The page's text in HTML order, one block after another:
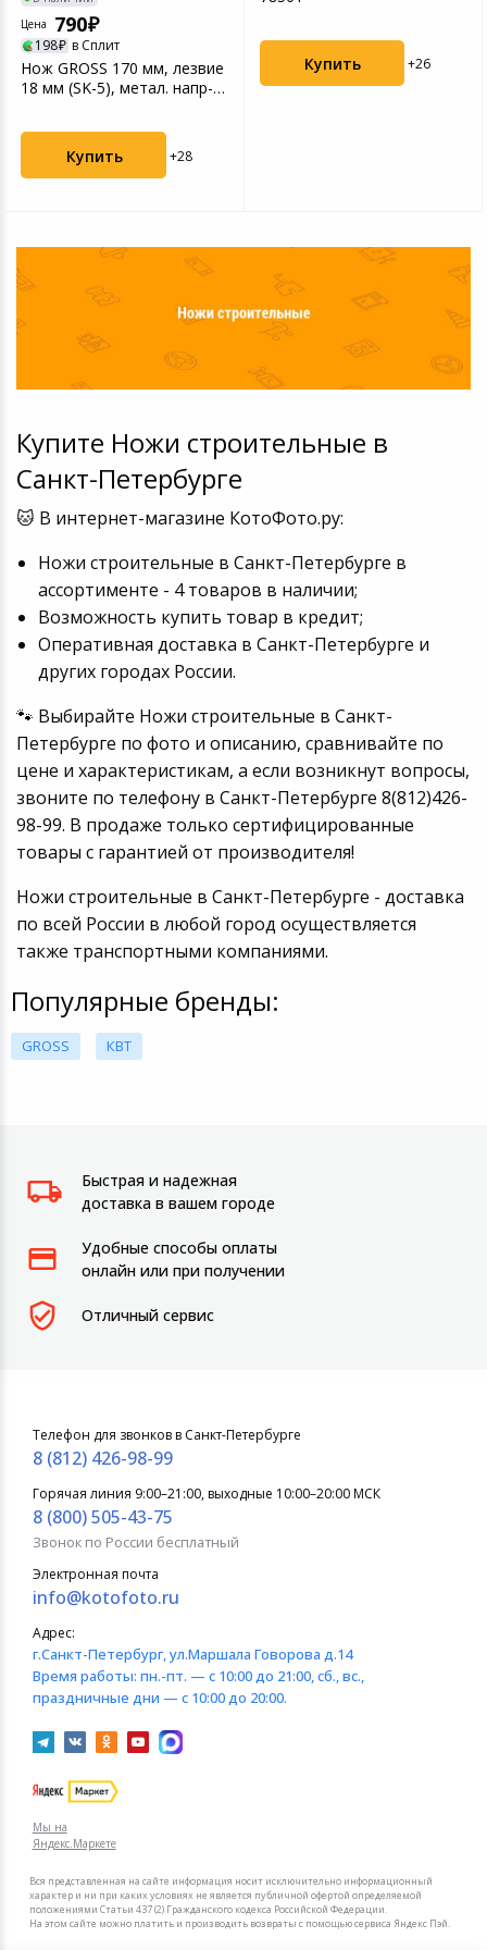
Цена
790
198 в Сплит
Нож GROSS 170 мм, лезвие
18 мм (SK-5), метал. напр-
Купить +28
Купить +26
Купите Ножи строительные в
Санкт-Петербурге
🐱 В интернет-магазине КотоФото.ру:
Ножи строительные в Санкт-Петербурге в
ассортименте - 4 товаров в наличии;
Возможность купить товар в кредит;
Оперативная доставка в Санкт-Петербурге и
других городах России.
🐾 Выбирайте Ножи строительные в Санкт-
Петербурге по фото и описанию, сравнивайте по
цене и характеристикам, а если возникнут вопросы,
звоните по телефону в Санкт-Петербурге 8(812)426-
98-99. В продаже только сертифицированные
товары с гарантией от производителя!
Ножи строительные в Санкт-Петербурге - доставка
по всей России в любой город осуществляется
также транспортными компаниями.
Популярные бренды:
GROSS КВТ
Быстрая и надежная
доставка в вашем городе
Удобные способы оплаты
онлайн или при получении
Отличный сервис
Мы на
Яндекс.Маркете
Телефон для звонков в Санкт-Петербурге
8 (812) 426-98-99
Горячая линия 9:00–21:00, выходные 10:00–20:00 МСК
8 (800) 505-43-75
Звонок по России бесплатный
Электронная почта
info@kotofoto.ru
Адрес:
г.Санкт-Петербург, ул.Маршала Говорова д.14
Время работы: пн.-пт. — с 10:00 до 21:00, сб., вс.,
праздничные дни — с 10:00 до 20:00.
Вся представленная на сайте информация носит исключительно информационный
характер и ни при каких условиях не является публичной офертой определяемой
положениями Статьи 437 (2) Гражданского кодекса Российской Федерации.
На этом сайте можно платить и производить возвраты с помощью сервиса Яндекс Пэй.
Программное
Устройства
Товары для дачи и сада
Музыкальные инструменты
Канцтовары
Умный дом
Торговое оборудование
Системы безопасности
Уцененные товары